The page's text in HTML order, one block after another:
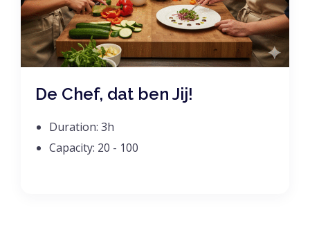
De Chef, dat ben Jij!
Duration: 3h
Capacity: 20 - 100